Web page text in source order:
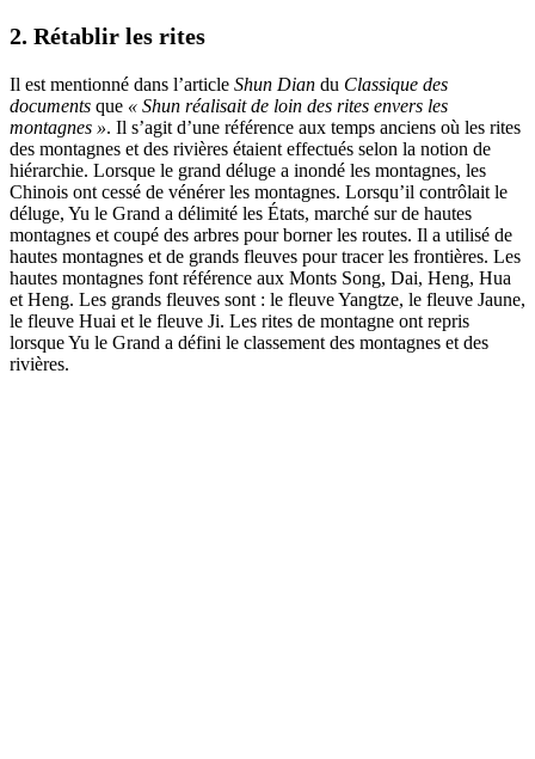
2. Rétablir les rites
Il est mentionné dans l’article Shun Dian du Classique des
documents que « Shun réalisait de loin des rites envers les
montagnes ». Il s’agit d’une référence aux temps anciens où les rites
des montagnes et des rivières étaient effectués selon la notion de
hiérarchie. Lorsque le grand déluge a inondé les montagnes, les
Chinois ont cessé de vénérer les montagnes. Lorsqu’il contrôlait le
déluge, Yu le Grand a délimité les États, marché sur de hautes
montagnes et coupé des arbres pour borner les routes. Il a utilisé de
hautes montagnes et de grands fleuves pour tracer les frontières. Les
hautes montagnes font référence aux Monts Song, Dai, Heng, Hua
et Heng. Les grands fleuves sont : le fleuve Yangtze, le fleuve Jaune,
le fleuve Huai et le fleuve Ji. Les rites de montagne ont repris
lorsque Yu le Grand a défini le classement des montagnes et des
rivières.